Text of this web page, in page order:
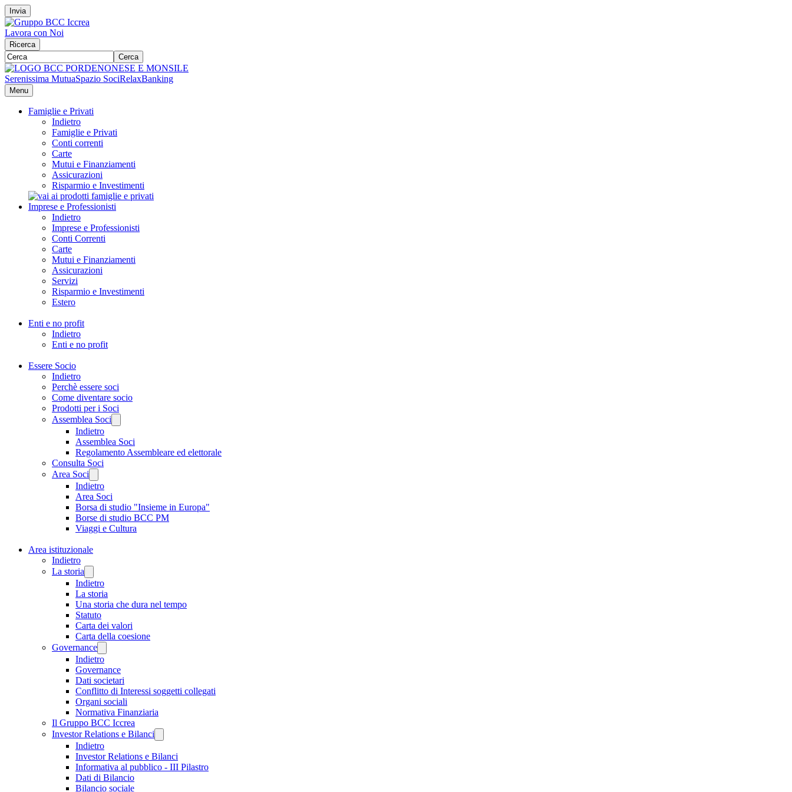
Invia
Lavora con Noi
Ricerca
Cerca
Serenissima MutuaSpazio SociRelaxBanking
Menu
Famiglie e Privati
Indietro
Famiglie e Privati
Conti correnti
Carte
Mutui e Finanziamenti
Assicurazioni
Risparmio e Investimenti
Imprese e Professionisti
Indietro
Imprese e Professionisti
Conti Correnti
Carte
Mutui e Finanziamenti
Assicurazioni
Servizi
Risparmio e Investimenti
Estero
Enti e no profit
Indietro
Enti e no profit
Essere Socio
Indietro
Perchè essere soci
Come diventare socio
Prodotti per i Soci
Assemblea Soci
Indietro
Assemblea Soci
Regolamento Assembleare ed elettorale
Consulta Soci
Area Soci
Indietro
Area Soci
Borsa di studio "Insieme in Europa"
Borse di studio BCC PM
Viaggi e Cultura
Area istituzionale
Indietro
La storia
Indietro
La storia
Una storia che dura nel tempo
Statuto
Carta dei valori
Carta della coesione
Governance
Indietro
Governance
Dati societari
Conflitto di Interessi soggetti collegati
Organi sociali
Normativa Finanziaria
Il Gruppo BCC Iccrea
Investor Relations e Bilanci
Indietro
Investor Relations e Bilanci
Informativa al pubblico - III Pilastro
Dati di Bilancio
Bilancio sociale